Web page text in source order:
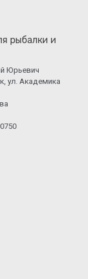
рыбалки и
Юрьевич
ул. Академика